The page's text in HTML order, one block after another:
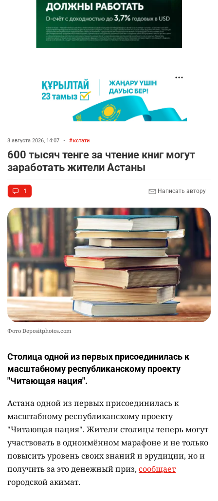
8 августа 2026, 14:07 • кстати
600 тысяч тенге за чтение книг могут
заработать жители Астаны
1 Написать автору
Фото Depositphotos.com
Столица одной из первых присоединилась к
масштабному республиканскому проекту
"Читающая нация".
Астана одной из первых присоединилась к
масштабному республиканскому проекту
"Читающая нация". Жители столицы теперь могут
участвовать в одноимённом марафоне и не только
повысить уровень своих знаний и эрудиции, но и
получить за это денежный приз, сообщает
городской акимат.